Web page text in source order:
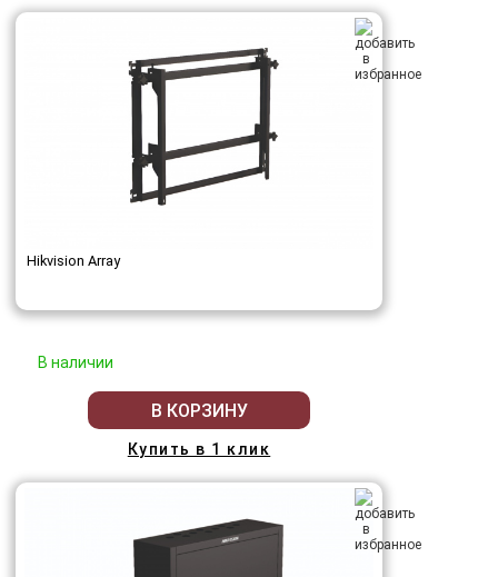
Hikvision Array
В наличии
В КОРЗИНУ
Купить в 1 клик